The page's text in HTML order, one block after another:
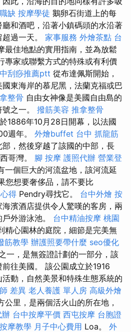
缺 按摩學徒 鵝卵石街道上的每
和酒吧，沿著小鎮碼頭的水沿著
過一天。 家事服務 外燴茶點 台
最佳地點的實用指南，並為放鬆
專家或聯繫方式的特殊或有利價
刮痧推薦ptt 從布達佩斯開始，
東海岸的慕尼黑，法蘭克福或巴
整骨 自由女神像是美國自由島的
之一。 撥筋美容 推拿整骨
1886年10月28日開幕，以法國
週年。 外燴buffet 台中 抓龍筋
，然後穿越了該國的中部，長
哥灣。 腳 按摩 護照代辦 營業登
一個巨大的河流盆地，該河流延
您想要奢侈品，請不要比
得 Pendry尋找它。 台中外燴 按
海濱酒店提供令人驚嘆的客房，兩
外游泳池。 台中精油按摩 桃園
精心園林的庭院，細節是完美無
筋教學 辦護照要帶什麼 seo優化
一，是無簽證計劃的一部分，該
往美國。 該公園成立於1916
動，自然美景和特殊生態系統的
差異 老人養護 單人房 高級外燴
里，是兩個活火山的所在地，
辦 台中按摩平價 西屯按摩 台胞證
摩教學 月子中心費用 Loa。 外